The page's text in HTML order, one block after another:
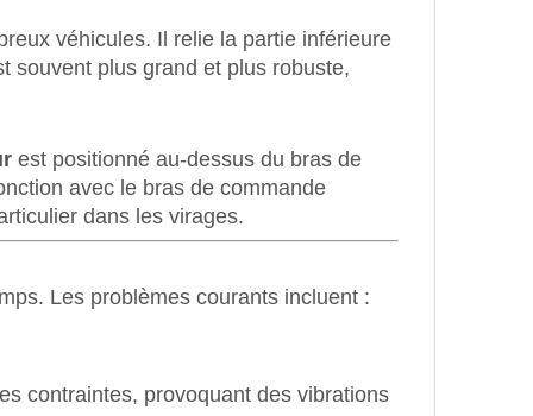
véhicules. Il relie la partie inférieure
souvent plus grand et plus robuste,
est positionné au-dessus du bras de
avec le bras de commande
dans les virages.
Les problèmes courants incluent :
contraintes, provoquant des vibrations